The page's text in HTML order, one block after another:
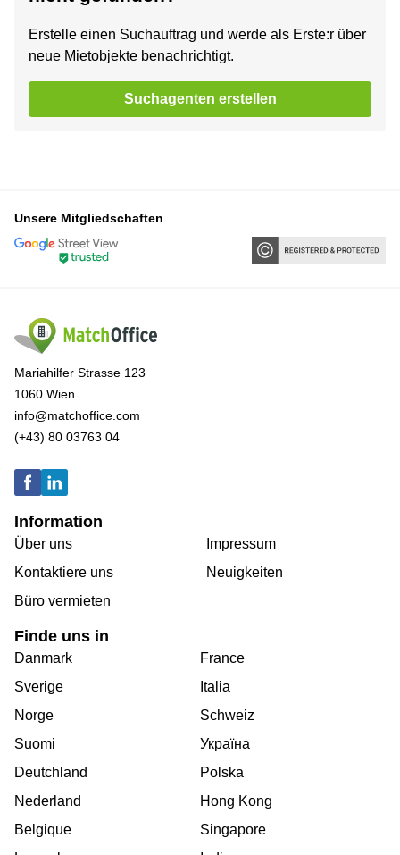
Erstelle einen Suchauftrag und werde als Erste:r über
neue Mietobjekte benachrichtigt.
Suchagenten erstellen
Unsere Mitgliedschaften
Mariahilfer Strasse 123
1060 Wien
info@matchoffice.com
(+43) 80 03763 04
Information
Über uns
Kontaktiere uns
Büro vermieten
Impressum
Neuigkeiten
Finde uns in
Danmark
Sverige
Norge
Suomi
Deutchland
Nederland
Belgique
France
Italia
Schweiz
Україна
Polska
Hong Kong
Singapore